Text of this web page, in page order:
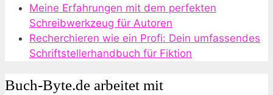
Meine Erfahrungen mit dem perfekten
Schreibwerkzeug für Autoren
Recherchieren wie ein Profi: Dein umfassendes
Schriftstellerhandbuch für Fiktion
Buch-Byte.de arbeitet mit